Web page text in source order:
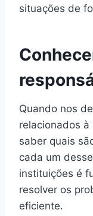
situações de
Quando nos
relacionados
saber quais
cada um
instituições é
resolver os
eficiente.